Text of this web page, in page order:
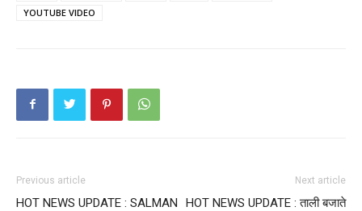
YOUTUBE VIDEO
Previous article
HOT NEWS UPDATE : SALMAN
Next article
HOT NEWS UPDATE : ताली बजाते